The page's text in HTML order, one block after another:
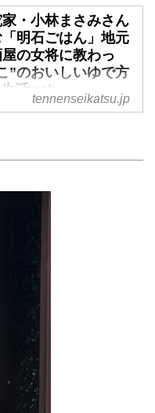
という料理研究家の小
ん。魚がおいしい町と
ら気になっていた兵庫
訪れた際も、たくさん
ち帰ったそう。商店街
巡り、真鯛やたこ、練
、旅先で出合ったまた
・小林まさみさん
「明石ごはん」地元
の女将に教わっ
”のおいしいゆで方
活web
合った食材を、家で料
う。旅先から自宅へ配
後には、早速、調理。
続く食卓を見せてもら
tennenseikatsu.jp